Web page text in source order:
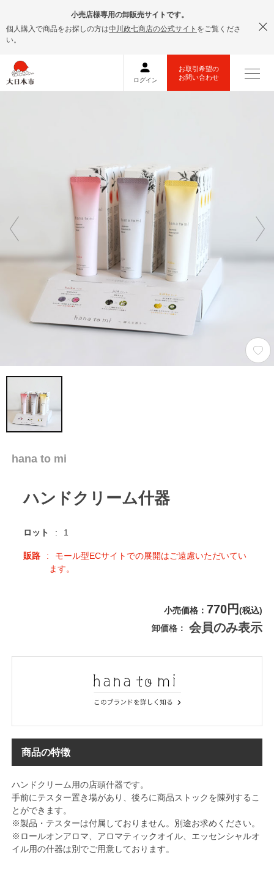
小売店様専用の卸販売サイトです。
個人購入で商品をお探しの方は中川政七商店の公式サイト をご覧くださ
い。
hana to mi
ハンドクリーム什器
ロット 1
販路
モール型ECサイトでの展開はご遠慮いただいてい
ます。
小売価格 770円(税込)
卸価格
会員のみ表示
商品の特徴
ハンドクリーム用の店頭什器です。
手前にテスター置き場があり、後ろに商品ストックを陳列するこ
とができます。
※製品・テスターは付属しておりません。別途お求めください。
※ロールオンアロマ、アロマティックオイル、エッセンシャルオ
イル用の什器は別でご用意しております。